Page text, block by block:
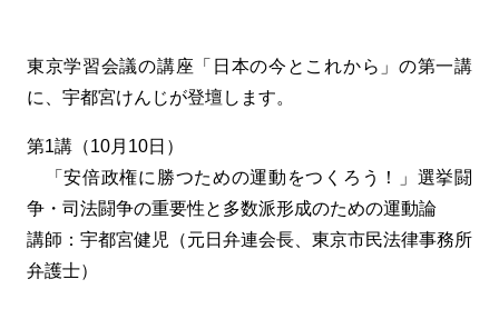
東京学習会議の講座「日本の今とこれから」の第一講
に、宇都宮けんじが登壇します。
第1講（10月10日）
「安倍政権に勝つための運動をつくろう！」選挙闘
争・司法闘争の重要性と多数派形成のための運動論
講師：宇都宮健児（元日弁連会長、東京市民法律事務所
弁護士）